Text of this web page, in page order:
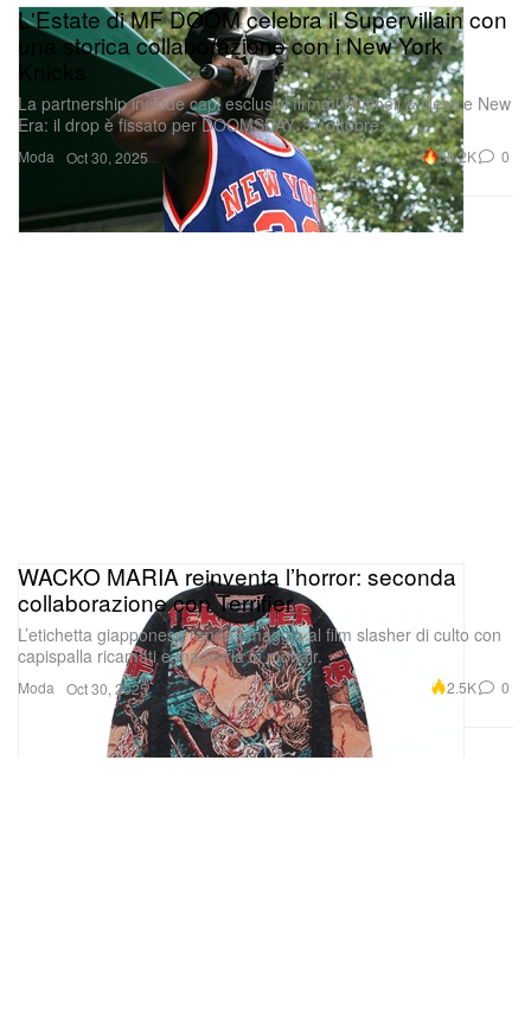
Moda
L'Estate di MF DOOM celebra il Supervillain con
una storica collaborazione con i New York
La partnership include capi esclusivi firmati Mitchell & Ness e New
Era: il drop è fissato per DOOMSDAY, 31 ottobre.
Oct 30, 2025 30.2K 0
Moda
WACKO MARIA reinventa l’horror: seconda
collaborazione con Terrifier
L’etichetta giapponese rende omaggio al film slasher di culto con
capispalla ricamati e maglieria in mohair.
Oct 30, 2025 2.5K 0